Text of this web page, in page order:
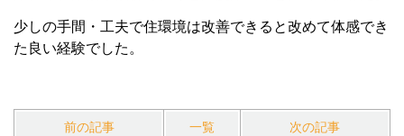
少しの手間・工夫で住環境は改善できると改めて体感でき
た良い経験でした。
前の記事 一覧 次の記事